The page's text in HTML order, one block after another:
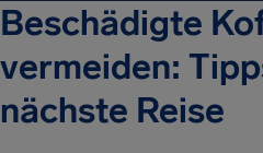
Beschädigte
vermeiden:
nächste Reise